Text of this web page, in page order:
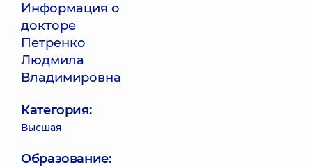
Информация о
докторе
Петренко
Людмила
Владимировна
Категория:
Высшая
Образование: